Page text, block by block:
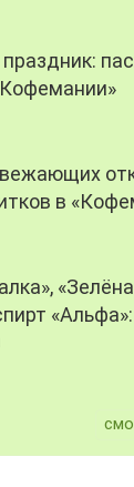
в